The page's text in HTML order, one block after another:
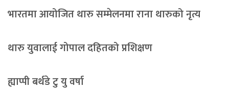
भारतमा आयोजित थारु सम्मेलनमा राना थारुको नृत्य
थारु युवालाई गोपाल दहितको प्रशिक्षण
ह्याप्पी बर्थडे टु यु वर्षा